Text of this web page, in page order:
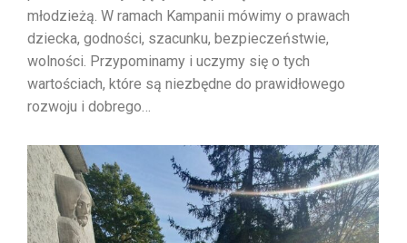
młodzieżą. W ramach Kampanii mówimy o prawach
dziecka, godności, szacunku, bezpieczeństwie,
wolności. Przypominamy i uczymy się o tych
wartościach, które są niezbędne do prawidłowego
rozwoju i dobrego…